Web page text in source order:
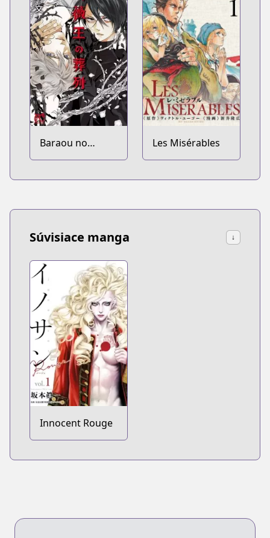
Baraou no
Souretsu
Les Misérables
Súvisiace manga ↓
Innocent Rouge